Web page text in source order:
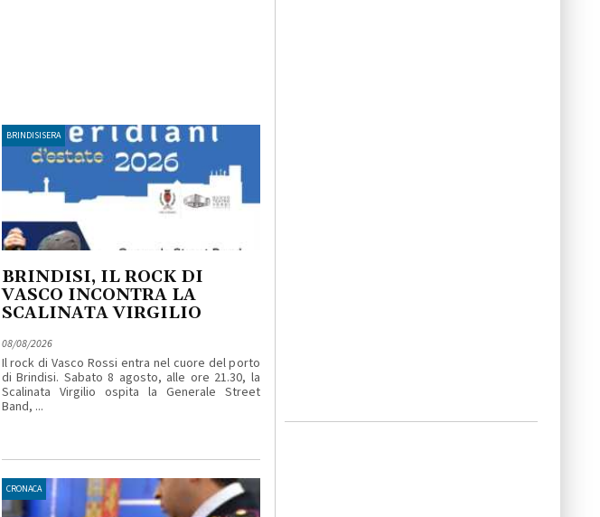
BRINDISISERA
BRINDISI, IL ROCK DI
VASCO INCONTRA LA
SCALINATA VIRGILIO
08/08/2026
Il rock di Vasco Rossi entra nel cuore del porto
di Brindisi. Sabato 8 agosto, alle ore 21.30, la
Scalinata Virgilio ospita la Generale Street
Band, ...
CRONACA